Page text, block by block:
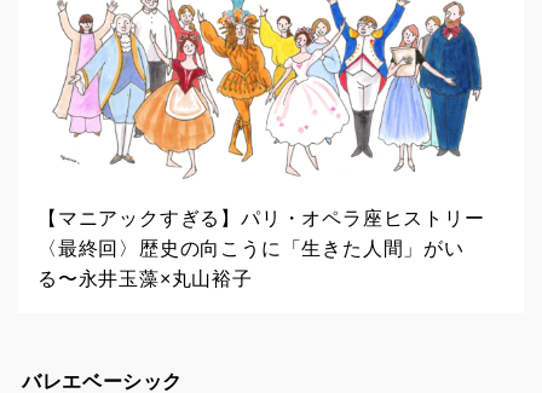
【マニアックすぎる】パリ・オペラ座ヒストリー
〈最終回〉歴史の向こうに「生きた人間」がい
る〜永井玉藻×丸山裕子
バレエベーシック